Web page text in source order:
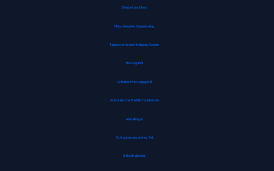
Bento-Lunchbox
Fleischklopfer Doppelseitig
Tagescreme mit Hyaluron Serum
Bio Arganöl
Schulter Massagegerät
Antistatische Paddle Haarbürste
Metallregal
Schraubenausdreher Set
Rätselkalender